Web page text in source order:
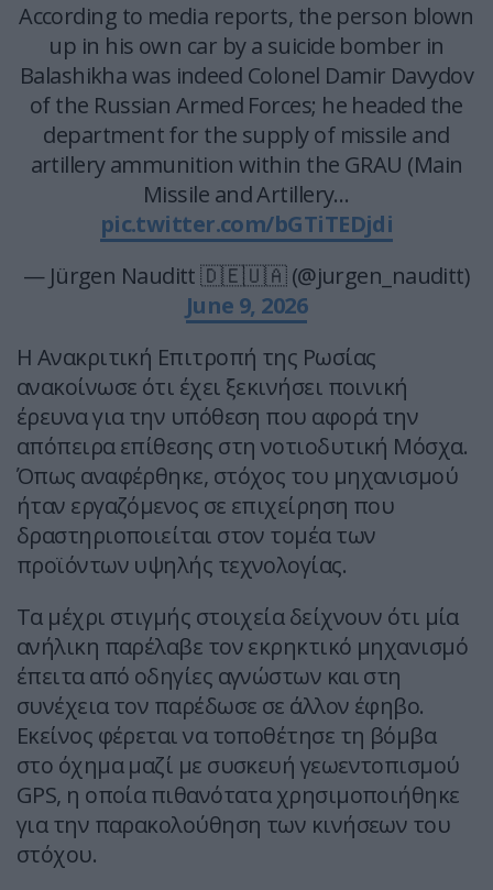
According to media reports, the person blown
up in his own car by a suicide bomber in
Balashikha was indeed Colonel Damir Davydov
of the Russian Armed Forces; he headed the
department for the supply of missile and
artillery ammunition within the GRAU (Main
Missile and Artillery…
pic.twitter.com/bGTiTEDjdi
— Jürgen Nauditt 🇩🇪🇺🇦 (@jurgen_nauditt)
June 9, 2026
Η Ανακριτική Επιτροπή της Ρωσίας
ανακοίνωσε ότι έχει ξεκινήσει ποινική
έρευνα για την υπόθεση που αφορά την
απόπειρα επίθεσης στη νοτιοδυτική Μόσχα.
Όπως αναφέρθηκε, στόχος του μηχανισμού
ήταν εργαζόμενος σε επιχείρηση που
δραστηριοποιείται στον τομέα των
προϊόντων υψηλής τεχνολογίας.
Τα μέχρι στιγμής στοιχεία δείχνουν ότι μία
ανήλικη παρέλαβε τον εκρηκτικό μηχανισμό
έπειτα από οδηγίες αγνώστων και στη
συνέχεια τον παρέδωσε σε άλλον έφηβο.
Εκείνος φέρεται να τοποθέτησε τη βόμβα
στο όχημα μαζί με συσκευή γεωεντοπισμού
GPS, η οποία πιθανότατα χρησιμοποιήθηκε
για την παρακολούθηση των κινήσεων του
στόχου.